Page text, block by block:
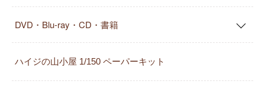
DVD・Blu-ray・CD・書籍
ハイジの山小屋 1/150 ペーパーキット